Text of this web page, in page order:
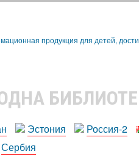
Эстония Россия-2
Сербия